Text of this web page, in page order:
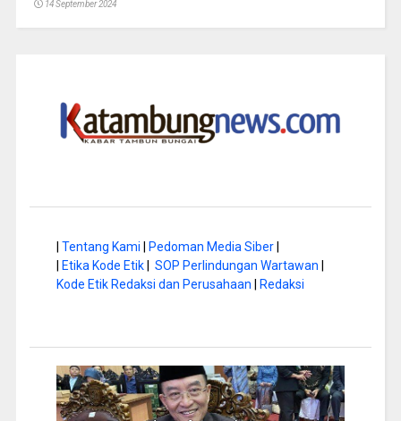
14 September 2024
Tentang Kami Pedoman Media Siber|
Etika Kode Etik| SOP Perlindungan Wartawan
Kode Etik Redaksi dan Perusahaan
Redaksi